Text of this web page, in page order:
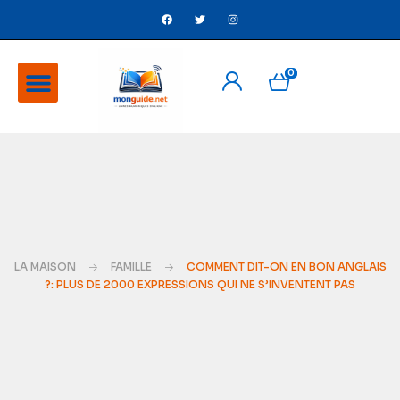
0
LA MAISON FAMILLE
COMMENT DIT-ON EN BON ANGLAIS
?: PLUS DE 2000 EXPRESSIONS QUI NE S’INVENTENT PAS